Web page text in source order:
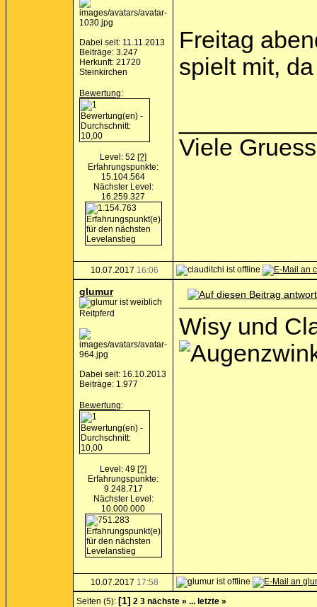
Dabei seit: 11.11.2013
Beiträge: 3.247
Herkunft: 21720
Steinkirchen
Bewertung:
Level: 52 [?]
Erfahrungspunkte:
15.104.564
Nächster Level:
16.259.327
Freitag
spielt mit,
Viele
10.07.2017 16:06
glumur
Reitpferd
Dabei seit: 16.10.2013
Beiträge: 1.977
Bewertung:
Level: 49 [?]
Erfahrungspunkte:
9.248.717
Nächster Level:
10.000.000
Wisy und
10.07.2017 17:58
Seiten (5): [1] 2 3 nächste » ... letzte »